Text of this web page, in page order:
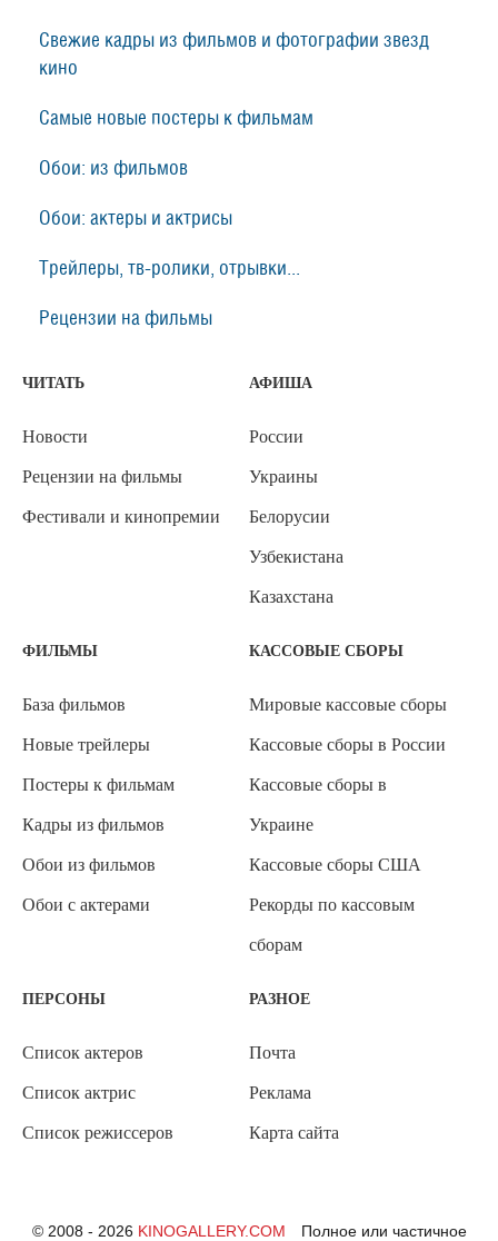
Свежие кадры из фильмов и фотографии звезд
кино
Самые новые постеры к фильмам
Обои: из фильмов
Обои: актеры и актрисы
Трейлеры, тв-ролики, отрывки...
Рецензии на фильмы
ЧИТАТЬ
Новости
Рецензии на фильмы
Фестивали и кинопремии
АФИША
России
Украины
Белорусии
Узбекистана
Казахстана
ФИЛЬМЫ
База фильмов
Новые трейлеры
Постеры к фильмам
Кадры из фильмов
Обои из фильмов
Обои с актерами
КАССОВЫЕ СБОРЫ
Мировые кассовые сборы
Кассовые сборы в России
Кассовые сборы в
Украине
Кассовые сборы США
Рекорды по кассовым
сборам
ПЕРСОНЫ
Список актеров
Список актрис
Список режиссеров
РАЗНОЕ
Почта
Реклама
Карта сайта
© 2008 - 2026 KINOGALLERY.COM Полное или частичное